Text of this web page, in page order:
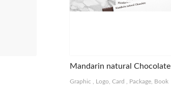
Mandarin natural Chocolate
Graphic Logo, Card Package, Book